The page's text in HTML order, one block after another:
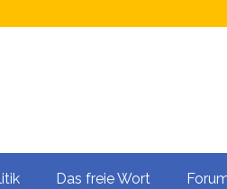
Das freie Wort